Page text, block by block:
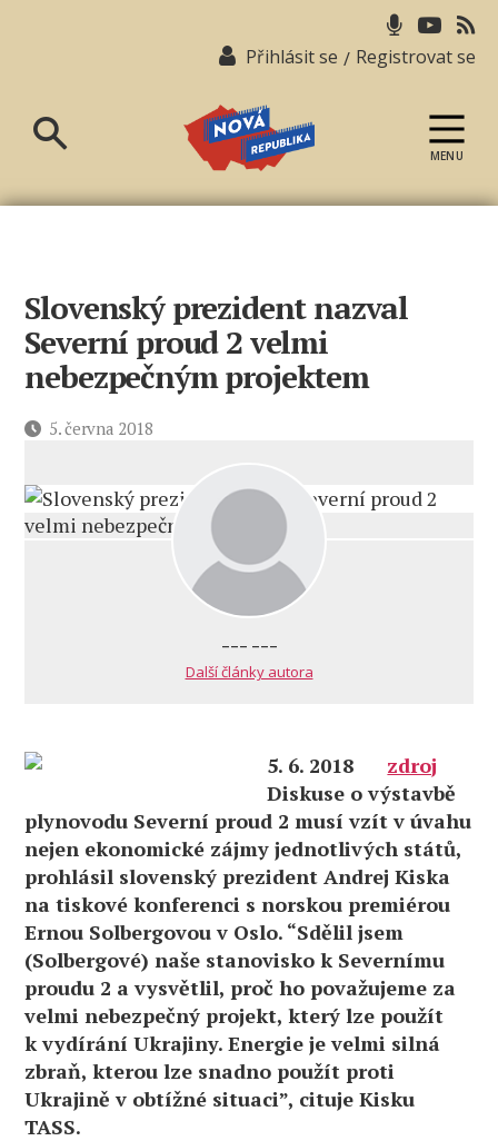
Přihlásit se / Registrovat se
republika
MENU
Slovenský prezident nazval
Severní proud 2 velmi
nebezpečným projektem
Datum5. června 2018
--- ---
Další články autora
5. 6. 2018 zdroj
Diskuse o výstavbě
plynovodu Severní proud 2 musí vzít v úvahu
nejen ekonomické zájmy jednotlivých států,
prohlásil slovenský prezident Andrej Kiska
na tiskové konferenci s norskou premiérou
Ernou Solbergovou v Oslo. “Sdělil jsem
(Solbergové) naše stanovisko k Severnímu
proudu 2 a vysvětlil, proč ho považujeme za
velmi nebezpečný projekt, který lze použít
k vydírání Ukrajiny. Energie je velmi silná
zbraň, kterou lze snadno použít proti
Ukrajině v obtížné situaci”, cituje Kisku
TASS.